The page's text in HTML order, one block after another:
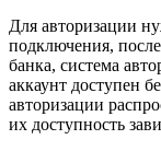
Для авторизации
подключения,
банка, система
аккаунт доступен
авторизации
их доступность